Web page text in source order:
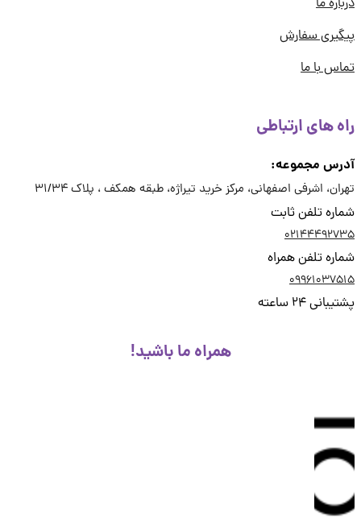
ما
سفارش
با ما
های ارتباطی
مجموعه:
اشرفی اصفهانی، مرکز خرید تیراژه، طبقه همکف ، پلاک 31/34
تلفن ثابت
تلفن همراه
24 ساعته
همراه ما باشید!